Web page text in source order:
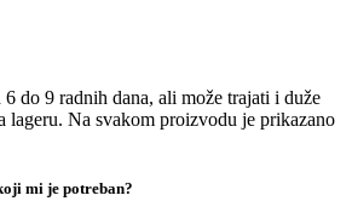
do 9 radnih dana, ali može trajati i duže
Na svakom proizvodu je prikazano
mi je potreban?